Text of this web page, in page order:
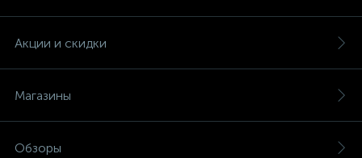
Акции и скидки
Магазины
Обзоры